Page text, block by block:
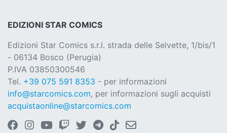
EDIZIONI STAR COMICS
Edizioni Star Comics s.r.l. strada delle Selvette, 1/bis/1
- 06134 Bosco (Perugia)
P.IVA 03850300546
Tel. +39 075 591 8353 - per informazioni
info@starcomics.com, per informazioni sugli acquisti
acquistaonline@starcomics.com